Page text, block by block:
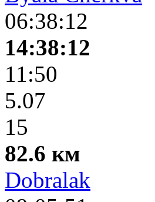
06:38:12
14:38:12
11:50
5.07
15
82.6 км
Dobralak